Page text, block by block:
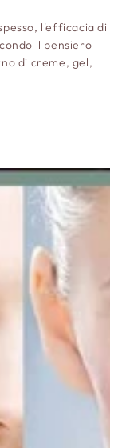
l'efficacia di
il pensiero
di creme, gel,